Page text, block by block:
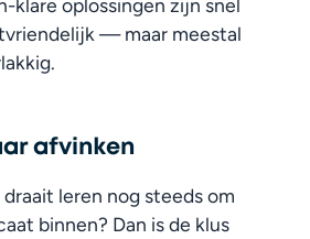
— maar meestal
afvinken
leren nog steeds om
binnen? Dan is de klus